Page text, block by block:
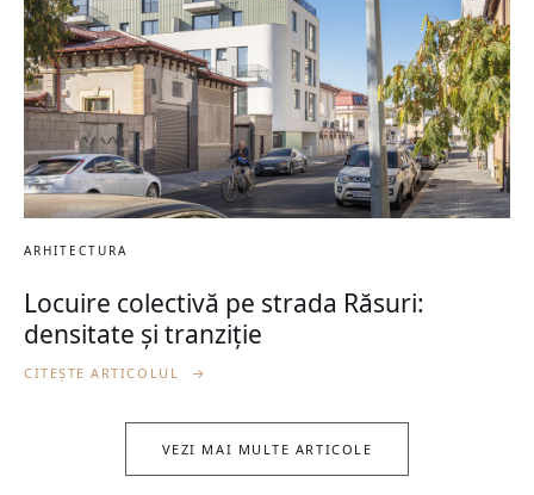
ARHITECTURA
Locuire colectivă pe strada Răsuri:
densitate și tranziție
CITEȘTE ARTICOLUL →
VEZI MAI MULTE ARTICOLE